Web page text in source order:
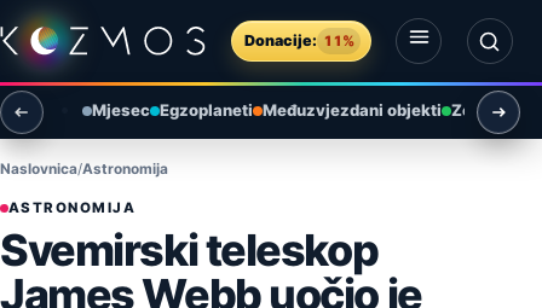
Preskoči na sadržaj
Donacije: 11%
Otvori izbornik
Otvori pretragu
Mjesec Egzoplaneti Međuzvjezdani objekti Zemlja i
Naslovnica Astronomija
ASTRONOMIJA
Svemirski teleskop
James Webb uočio je